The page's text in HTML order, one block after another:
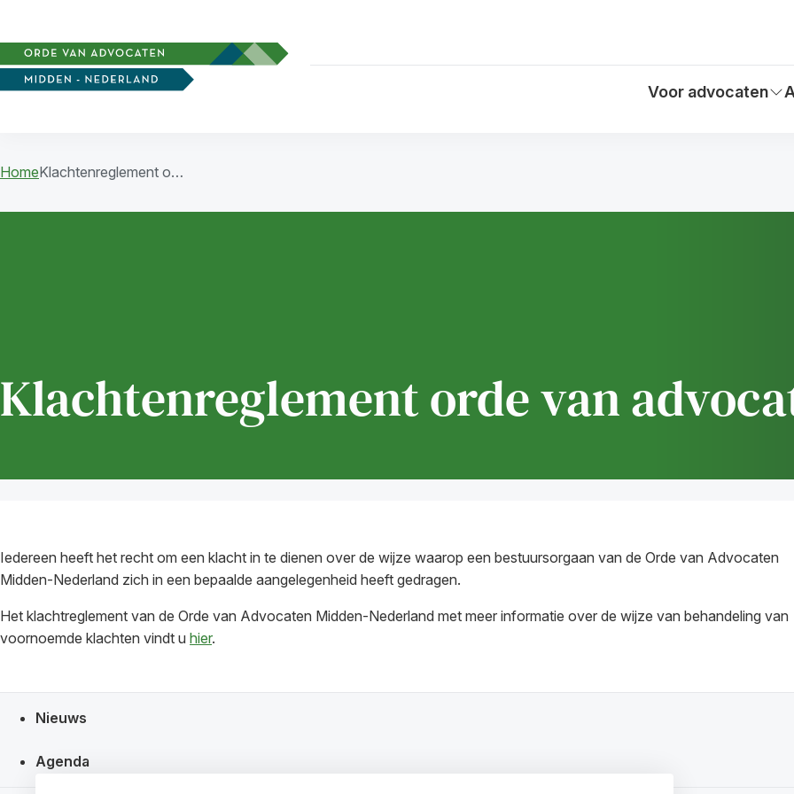
Toon submenu
Voor advocaten
HomeKlachtenreglement o…
Klachtenreglement orde van
Iedereen heeft het recht om een klacht in te dienen over de wijze waarop een bestuursorgaan van de Orde van Advocaten
Midden-Nederland zich in een bepaalde aangelegenheid heeft gedragen.
Het klachtreglement van de Orde van Advocaten Midden-Nederland met meer informatie over de wijze van behandeling van
voornoemde klachten vindt uhier.
Snel navigeren naar
Nieuws
Agenda